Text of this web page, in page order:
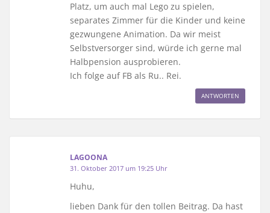
Platz, um auch mal Lego zu spielen,
separates Zimmer für die Kinder und keine
gezwungene Animation. Da wir meist
Selbstversorger sind, würde ich gerne mal
Halbpension ausprobieren.
Ich folge auf FB als Ru.. Rei.
ANTWORTEN
LAGOONA
31. Oktober 2017 um 19:25 Uhr
Huhu,
lieben Dank für den tollen Beitrag. Da hast